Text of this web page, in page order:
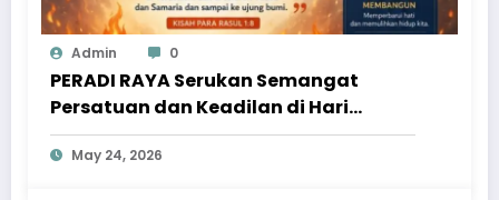
Admin 0
PERADI RAYA Serukan Semangat
Persatuan dan Keadilan di Hari
Pentakosta
May 24, 2026